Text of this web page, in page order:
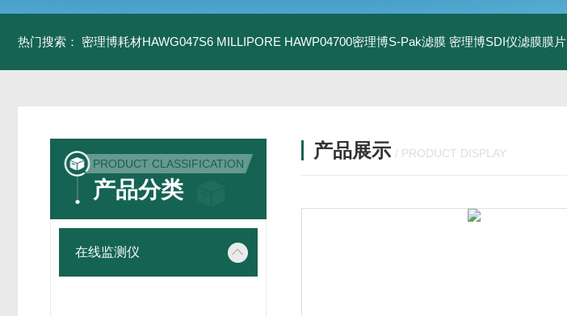
热门搜索： 密理博耗材HAWG047S6 MILLIPORE HAWP04700密理博S-Pak滤膜 密理博SDI仪滤膜膜片
PRODUCT CLASSIFICATION
产品分类
在线监测仪
产品展示 / PRODUCT DISPLAY